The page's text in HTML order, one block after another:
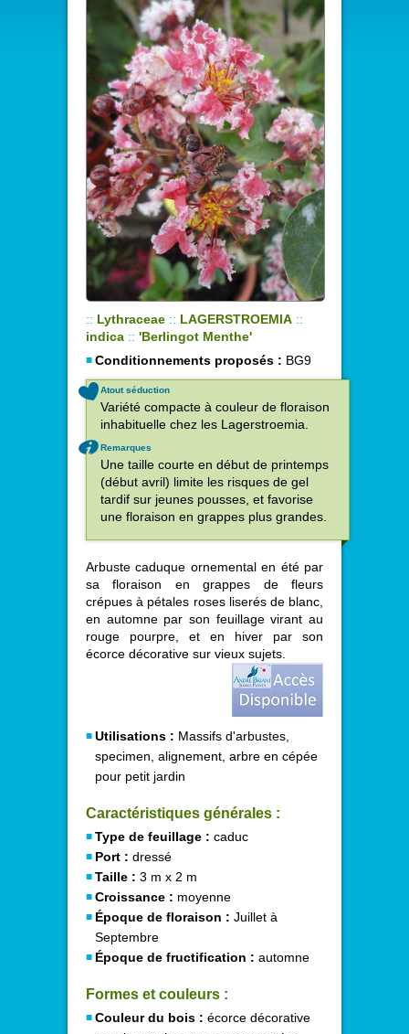
:: Lythraceae :: LAGERSTROEMIA ::
indica :: 'Berlingot Menthe'
Conditionnements proposés : BG9
Atout séduction
Variété compacte à couleur de floraison
inhabituelle chez les Lagerstroemia.
Remarques
Une taille courte en début de printemps
(début avril) limite les risques de gel
tardif sur jeunes pousses, et favorise
une floraison en grappes plus grandes.
Arbuste caduque ornemental en été par
sa floraison en grappes de fleurs
crépues à pétales roses liserés de blanc,
en automne par son feuillage virant au
rouge pourpre, et en hiver par son
écorce décorative sur vieux sujets.
Utilisations : Massifs d'arbustes,
specimen, alignement, arbre en cépée
pour petit jardin
Caractéristiques générales :
Type de feuillage : caduc
Port : dressé
Taille : 3 m x 2 m
Croissance : moyenne
Époque de floraison : Juillet à
Septembre
Époque de fructification : automne
Formes et couleurs :
Couleur du bois : écorce décorative